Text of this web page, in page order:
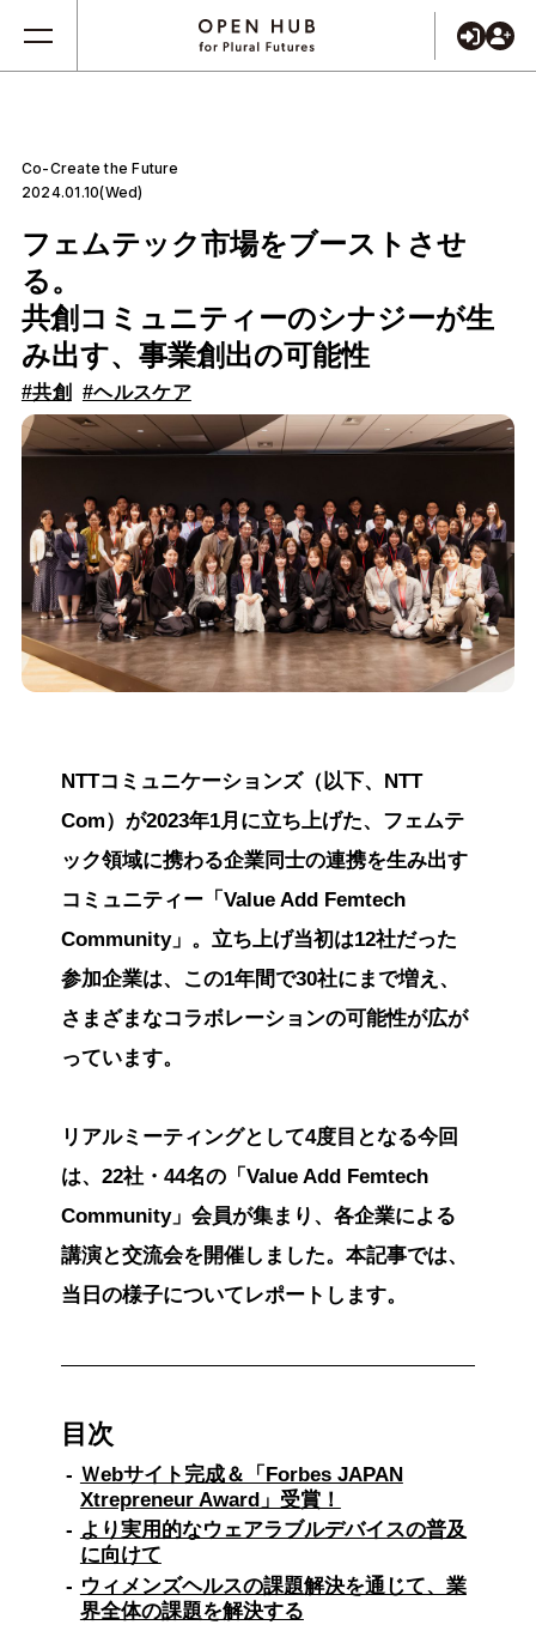
Co-Create the Future
2024.01.10(Wed)
フェムテック市場をブーストさせ
る。
共創コミュニティーのシナジーが生
み出す、事業創出の可能性
#共創 #ヘルスケア
NTTコミュニケーションズ（以下、NTT
Com）が2023年1月に立ち上げた、フェムテ
ック領域に携わる企業同士の連携を生み出す
コミュニティー「Value Add Femtech
Community」。立ち上げ当初は12社だった
参加企業は、この1年間で30社にまで増え、
さまざまなコラボレーションの可能性が広が
っています。
リアルミーティングとして4度目となる今回
は、22社・44名の「Value Add Femtech
Community」会員が集まり、各企業による
講演と交流会を開催しました。本記事では、
当日の様子についてレポートします。
目次
Ｗebサイト完成＆「Forbes JAPAN
Xtrepreneur Award」受賞！
より実用的なウェアラブルデバイスの普及
に向けて
ウィメンズヘルスの課題解決を通じて、業
界全体の課題を解決する